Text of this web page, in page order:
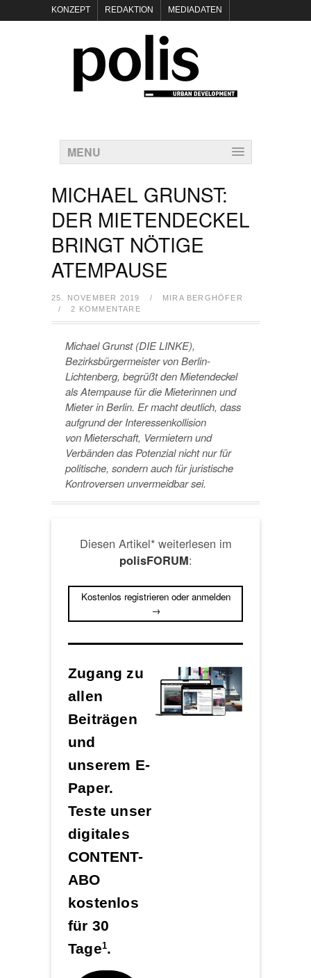
KONZEPT REDAKTION MEDIADATEN
POLIS KEYNOTES
KONTAKT DATENSCHUTZ IMPRESSUM
MENU
MICHAEL GRUNST:
DER MIETENDECKEL
BRINGT NÖTIGE
ATEMPAUSE
25. NOVEMBER 2019 /
MIRA BERGHÖFER
/
2 KOMMENTARE
Michael Grunst (DIE LINKE),
Bezirksbürgermeister von Berlin-
Lichtenberg, begrüßt den Mietendeckel
als Atempause für die Mieterinnen und
Mieter in Berlin. Er macht deutlich, dass
aufgrund der Interessenkollision
von Mieterschaft, Vermietern und
Verbänden das Potenzial nicht nur für
politische, sondern auch für juristische
Kontroversen unvermeidbar sei.
Diesen Artikel* weiterlesen im
polisFORUM:
Kostenlos registrieren oder anmelden
→
Zugang zu
allen
Beiträgen
und
unserem E-
Paper.
Teste unser
digitales
CONTENT-
ABO
kostenlos
für 30
Tage1.